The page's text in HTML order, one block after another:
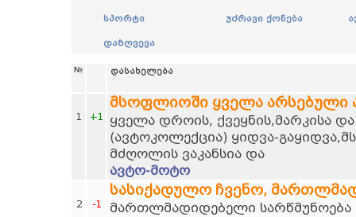
სპორტი უძრავი ქონება
დაზღვევა
№ დასახელება
1 +1
მსოფლიოში ყველა არსებული
ყველა დროის, ქვეყნის,მარკისა
(ავტოკოლექცია) ყიდვა-
მძღოლის ვაკანსია და
ავტო-მოტო
2 -1
სასიქადულო ჩვენო,
მართლმადიდებელი სარწმუნოება